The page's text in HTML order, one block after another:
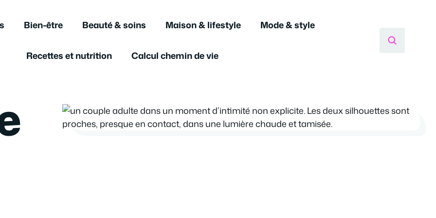
Bien-être Beauté & soins Maison & lifestyle Mode & style
Recettes et nutrition Calcul chemin de vie